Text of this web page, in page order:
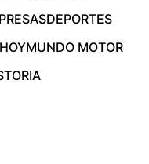
DEPORTES
MUNDO MOTOR